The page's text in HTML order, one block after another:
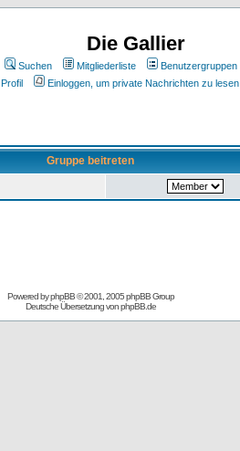
Die Gallier
Suchen Mitgliederliste Benutzergruppen
Profil
Einloggen, um private Nachrichten zu lesen
Gruppe beitreten
Powered byphpBB© 2001, 2005 phpBB Group
Deutsche Übersetzung vonphpBB.de